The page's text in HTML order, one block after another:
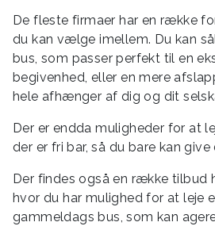
De fleste firmaer har en række
du kan vælge imellem. Du kan
bus, som passer perfekt til en
begivenhed, eller en mere
hele afhænger af dig og dit
Der er endda muligheder for at
der er fri bar, så du bare kan give
Der findes også en række tilbud
hvor du har mulighed for at leje
gammeldags bus, som kan